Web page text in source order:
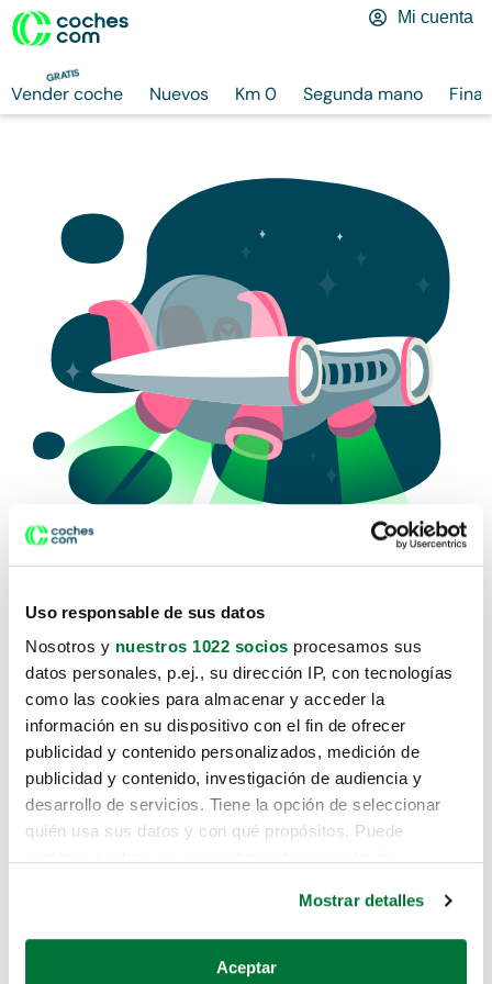
Uso responsable de sus datos
Nosotros y nuestros 1022 socios procesamos sus
datos personales, p.ej., su dirección IP, con tecnologías
como las cookies para almacenar y acceder la
información en su dispositivo con el fin de ofrecer
publicidad y contenido personalizados, medición de
publicidad y contenido, investigación de audiencia y
desarrollo de servicios. Tiene la opción de seleccionar
quién usa sus datos y con qué propósitos. Puede
Si lo permite, también quisiéramos:
Mostrar detalles
Aceptar
GRATIS
Vender coche Nuevos Km 0 Segunda mano
Mi cuenta
Lo sentimos, no sabemos como te
hemos traido hasta aquí.
Pero puedes encontrar el coche que
estás buscando en alguno de estos
enlaces:
Coches de segunda mano